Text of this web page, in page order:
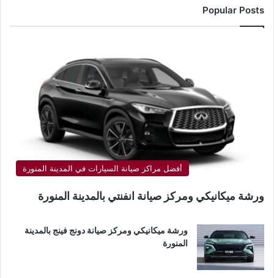
Popular Posts
أفضل مراكز صيانة السيارات في المدينة المنورة
ورشة ميكانيكي ومركز صيانة انفنتي بالمدينة المنورة
ورشة ميكانيكي ومركز صيانة دونج فينج بالمدينة
المنورة